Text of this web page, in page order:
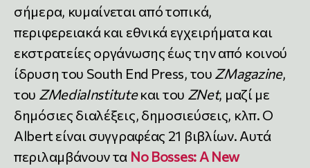
σήμερα, κυμαίνεται από τοπικά,
περιφερειακά και εθνικά εγχειρήματα και
εκστρατείες οργάνωσης έως την από κοινού
ίδρυση του South End Press, του ZMagazine,
του ZMediaInstituteκαι του ZNet, μαζί με
δημόσιες διαλέξεις, δημοσιεύσεις, κλπ. Ο
Albert είναι συγγραφέας 21 βιβλίων. Αυτά
περιλαμβάνουν τα No Bosses: A New